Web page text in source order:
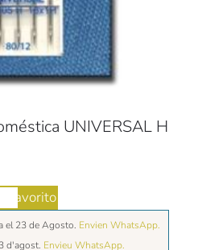
UNIVERSAL H
Favorito
el 23 de Agosto. Envien WhatsApp.
d'agost. Envieu WhatsApp.